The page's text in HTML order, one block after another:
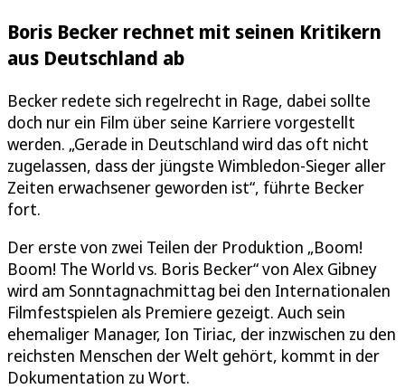
Boris Becker rechnet mit seinen Kritikern
aus Deutschland ab
Becker redete sich regelrecht in Rage, dabei sollte
doch nur ein Film über seine Karriere vorgestellt
werden. „Gerade in Deutschland wird das oft nicht
zugelassen, dass der jüngste Wimbledon-Sieger aller
Zeiten erwachsener geworden ist“, führte Becker
fort.
Der erste von zwei Teilen der Produktion „Boom!
Boom! The World vs. Boris Becker“ von Alex Gibney
wird am Sonntagnachmittag bei den Internationalen
Filmfestspielen als Premiere gezeigt. Auch sein
ehemaliger Manager, Ion Tiriac, der inzwischen zu den
reichsten Menschen der Welt gehört, kommt in der
Dokumentation zu Wort.